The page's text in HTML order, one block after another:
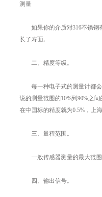
测量
如果你的介质对316不锈钢有
长了寿面。
二、精度等级。
每一种电子式的测量计都会
说的测量范围的10%到90%之
在中国标的精度就为0.5%，上
三、量程范围。
一般传感器测量的最大范围
四、输出信号。